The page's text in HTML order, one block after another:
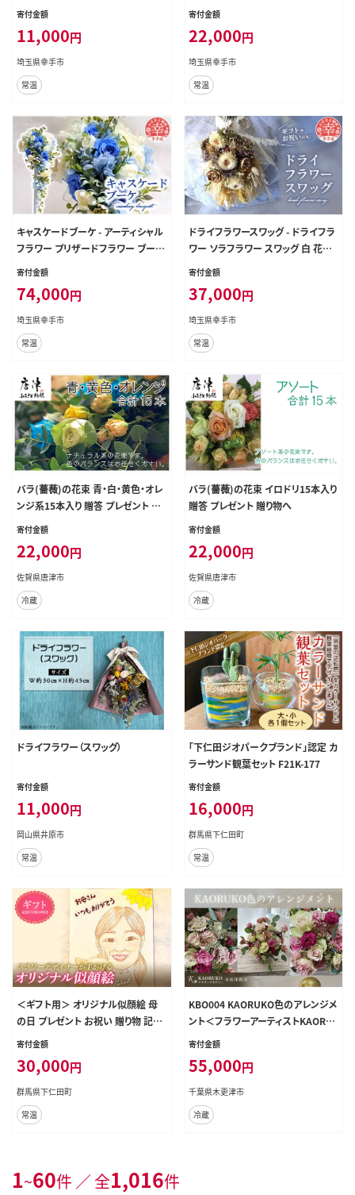
ぽぽ 綿毛 インテリア ご自宅用 ギフ
寄付金額
11,000円
埼玉県幸手市
常温
トン 花 季節の花 インテリア ご自宅
市
寄付金額
22,000円
埼玉県幸手市
常温
キャスケードブーケ - アーティシャル
フラワー プリザードフラワー ブーケ
キャスケードブーケ 花 華やか インテ
リア ご自宅用 ギフトお祝い 贈り物
埼玉県 幸手市
寄付金額
74,000円
埼玉県幸手市
常温
ドライフラワースワッグ - ドライフラ
ワー ソラフラワー スワッグ 白 花束
壁掛け インテリア ご自宅用 ギフトお
祝い 贈り物 埼玉県 幸手市
寄付金額
37,000円
埼玉県幸手市
常温
バラ(薔薇)の花束 青・白・黄色・オレ
ンジ系15本入り 贈答 プレゼント 贈
り物へ
寄付金額
22,000円
佐賀県唐津市
冷蔵
バラ(薔薇)の花束 イロドリ15本入り
贈答 プレゼント 贈り物へ
寄付金額
22,000円
佐賀県唐津市
冷蔵
ドライフラワー（スワッグ）
寄付金額
11,000円
岡山県井原市
常温
「下仁田ジオパークブランド」認定 カ
ラーサンド観葉セット F21K-177
寄付金額
16,000円
群馬県下仁田町
常温
＜ギフト用＞ オリジナル似顔絵 母
の日 プレゼント お祝い 贈り物 記念
イラスト 絵 オーダー 1点もの メモリ
77
寄付金額
30,000円
群馬県下仁田町
常温
KBO004 KAORUKO色のアレンジメ
ント＜フラワーアーティストKAORU
KO＞ 生花 フラワーアレンジメント
寄付金額
55,000円
千葉県木更津市
冷蔵
1~60件 ／ 全1,016件